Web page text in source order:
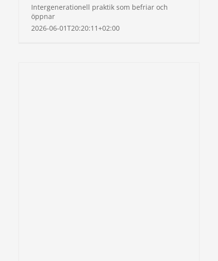
Intergenerationell praktik som befriar och
öppnar
2026-06-01T20:20:11+02:00